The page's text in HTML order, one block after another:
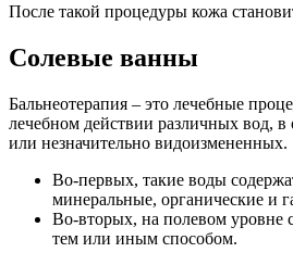
После такой процедуры кожа
Солевые ванны
Бальнеотерапия – это лечебные
лечебном действии различных вод,
или незначительно видоизмененных.
Во-первых, такие воды
минеральные, органические и
Во-вторых, на полевом уровне
тем или иным способом.